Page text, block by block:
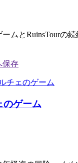
ムとRuinsTourの続
のゲーム